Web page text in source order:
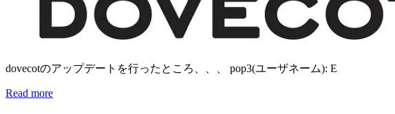
dovecotのアップデートを行ったところ、、、 pop3(ユーザネーム): E
Read more